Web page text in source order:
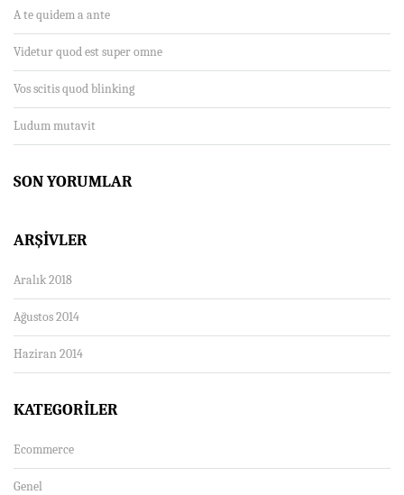
A te quidem a ante
Videtur quod est super omne
Vos scitis quod blinking
Ludum mutavit
SON YORUMLAR
ARŞIVLER
Aralık 2018
Ağustos 2014
Haziran 2014
KATEGORILER
Ecommerce
Genel